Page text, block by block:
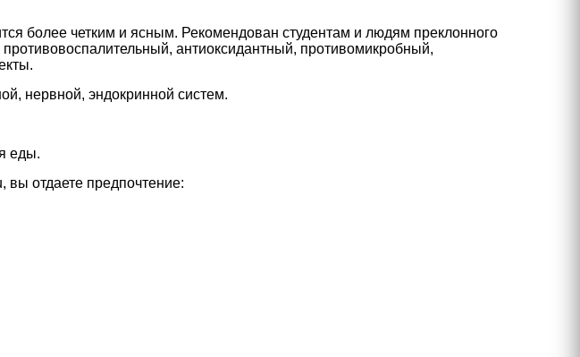
более четким и ясным. Рекомендован студентам и людям преклонного
антиоксидантный, противомикробный,
нервной, эндокринной систем.
еды.
отдаете предпочтение: